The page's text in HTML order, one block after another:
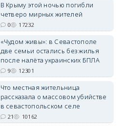
erid: 2SDnjdvhGXG
В Крыму этой ночью погибли
четверо мирных жителей
0 17232
«Чудом живы»: в Севастополе
две семьи остались без жилья
после налёта украинских БПЛА
9 12301
Что местная жительница
рассказала о массовом убийстве
в севастопольском селе
21 10162